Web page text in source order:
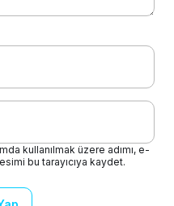
kullanılmak üzere adımı, e-
bu tarayıcıya kaydet.